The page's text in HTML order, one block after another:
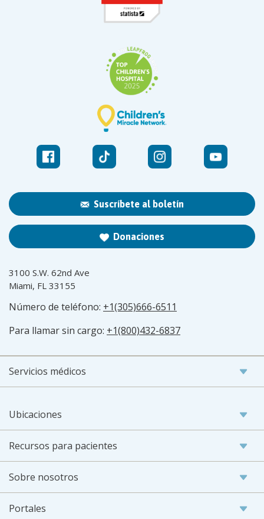
Suscríbete al boletín
Donaciones
3100 S.W. 62nd Ave
Miami, FL 33155
Número de teléfono: +1(305)666-6511
Para llamar sin cargo: +1(800)432-6837
Servicios médicos
Ubicaciones
Recursos para pacientes
Sobre nosotros
Portales